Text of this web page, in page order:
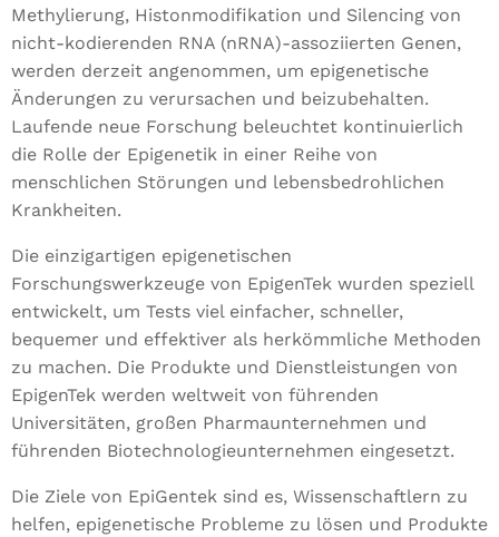
Methylierung, Histonmodifikation und Silencing von
nicht-kodierenden RNA (nRNA)-assoziierten Genen,
werden derzeit angenommen, um epigenetische
Änderungen zu verursachen und beizubehalten.
Laufende neue Forschung beleuchtet kontinuierlich
die Rolle der Epigenetik in einer Reihe von
menschlichen Störungen und lebensbedrohlichen
Krankheiten.
Die einzigartigen epigenetischen
Forschungswerkzeuge von EpigenTek wurden speziell
entwickelt, um Tests viel einfacher, schneller,
bequemer und effektiver als herkömmliche Methoden
zu machen. Die Produkte und Dienstleistungen von
EpigenTek werden weltweit von führenden
Universitäten, großen Pharmaunternehmen und
führenden Biotechnologieunternehmen eingesetzt.
Die Ziele von EpiGentek sind es, Wissenschaftlern zu
helfen, epigenetische Probleme zu lösen und Produkte